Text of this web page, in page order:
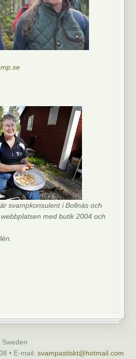
svampkonsulent i Bollnäs och
med butik 2004 och
• E-mail: svampastiskt@hotmail.com